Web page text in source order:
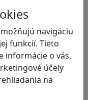
navigáciu
funkcií. Tieto
informácie o vás,
účely
na